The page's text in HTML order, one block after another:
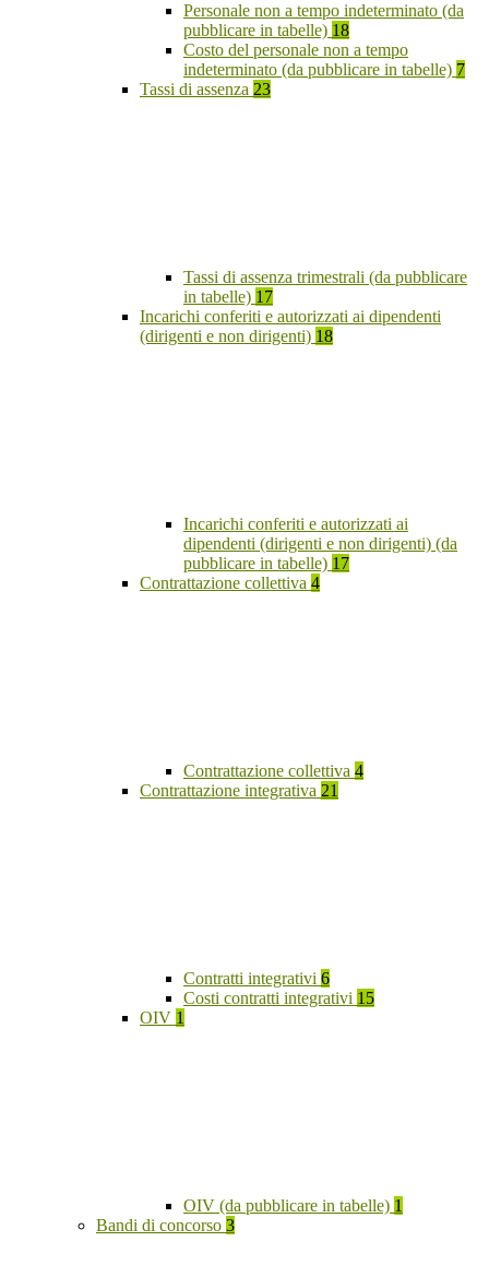
Personale non a tempo indeterminato (da
pubblicare in tabelle) 18
Costo del personale non a tempo
indeterminato (da pubblicare in tabelle) 7
Tassi di assenza 23
Tassi di assenza trimestrali (da pubblicare
in tabelle) 17
Incarichi conferiti e autorizzati ai dipendenti
(dirigenti e non dirigenti) 18
Incarichi conferiti e autorizzati ai
dipendenti (dirigenti e non dirigenti) (da
pubblicare in tabelle) 17
Contrattazione collettiva 4
Contrattazione collettiva 4
Contrattazione integrativa 21
Contratti integrativi 6
Costi contratti integrativi 15
OIV 1
OIV (da pubblicare in tabelle) 1
Bandi di concorso 3